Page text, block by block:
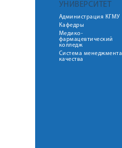
УНИВЕРСИТЕТ
Администрация КГМУ
Кафедры
Медико-
фармацевтический
колледж
Система менеджмента
качества